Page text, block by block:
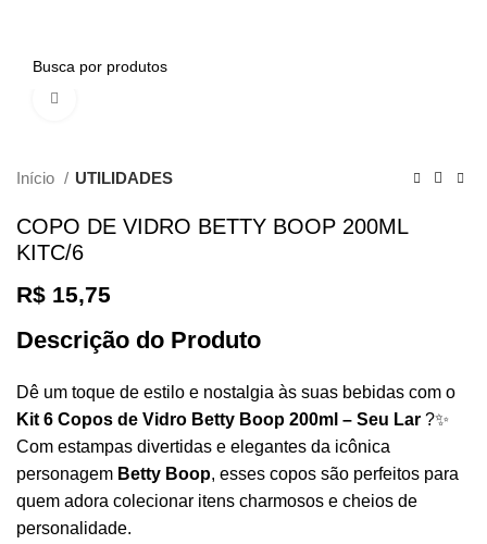
Início UTILIDADES
COPO DE VIDRO BETTY BOOP 200ML
KITC/6
R$ 15,75
Descrição do Produto
Dê um toque de estilo e nostalgia às suas bebidas com o
Kit 6 Copos de Vidro Betty Boop 200ml – Seu Lar ?✨
Com estampas divertidas e elegantes da icônica
personagem Betty Boop, esses copos são perfeitos para
quem adora colecionar itens charmosos e cheios de
personalidade.